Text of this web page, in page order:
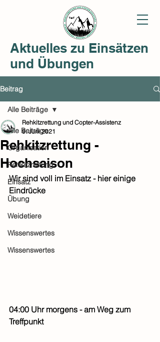
Aktuelles zu Einsätzen
und Übungen
Beitrag
Alle Beiträge
Organisation
Rehkitzrettung
Einsatz
Übung
Weidetiere
Wissenswertes
Wissenswertes
Alle Beiträge
Rehkitzrettung -
Hochsaison
Rehkitzrettung und Copter-Assistenz
9. Juni 2021
Wir sind voll im Einsatz - hier einige
Eindrücke
04:00 Uhr morgens - am Weg zum
Treffpunkt